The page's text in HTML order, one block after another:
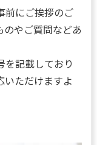
前にご挨拶のご
やご質問などあ
記載しており
いただけますよ